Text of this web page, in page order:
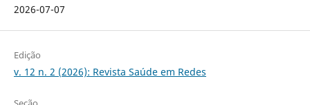
2026-07-07
Edição
v. 12 n. 2 (2026): Revista Saúde em Redes